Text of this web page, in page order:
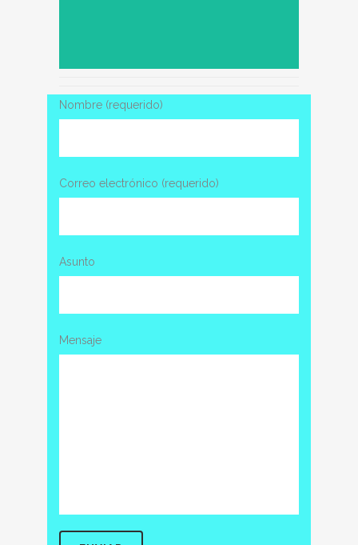
Nombre (requerido)
Correo electrónico (requerido)
Asunto
Mensaje